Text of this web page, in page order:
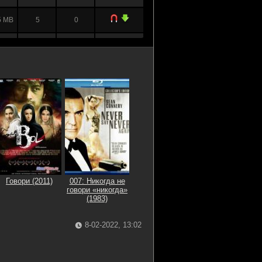
MB 5 0
MB 6 0
5 2
1 1
2 0
0
0
Говори (2011)
007: Никогда не
говори «никогда»
(1983)
8-02-2022, 13:02